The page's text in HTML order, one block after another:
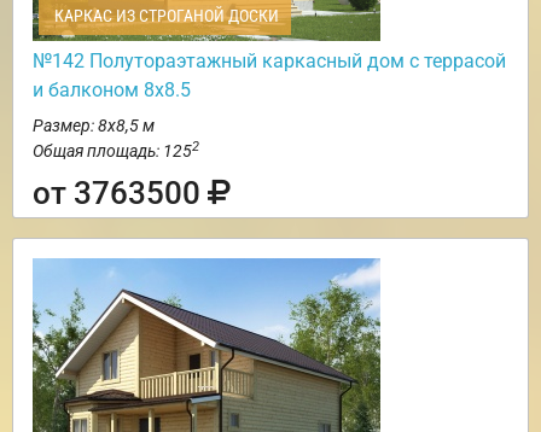
КАРКАС ИЗ СТРОГАНОЙ ДОСКИ
№142 Полутораэтажный каркасный дом с террасой
и балконом 8х8.5
Размер: 8х8,5 м
Общая площадь: 1252
от 3763500